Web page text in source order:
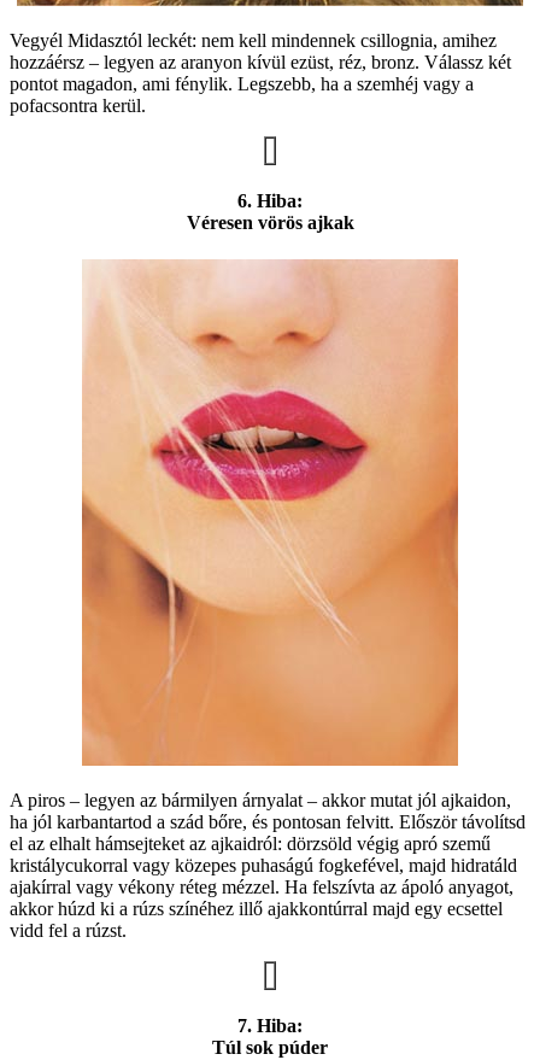
Vegyél Midasztól leckét: nem kell mindennek csillognia, amihez
hozzáérsz – legyen az aranyon kívül ezüst, réz, bronz. Válassz két
pontot magadon, ami fénylik. Legszebb, ha a szemhéj vagy a
pofacsontra kerül.
6. Hiba:
Véresen vörös ajkak
A piros – legyen az bármilyen árnyalat – akkor mutat jól ajkaidon,
ha jól karbantartod a szád bőre, és pontosan felvitt. Először távolítsd
el az elhalt hámsejteket az ajkaidról: dörzsöld végig apró szemű
kristálycukorral vagy közepes puhaságú fogkefével, majd hidratáld
ajakírral vagy vékony réteg mézzel. Ha felszívta az ápoló anyagot,
akkor húzd ki a rúzs színéhez illő ajakkontúrral majd egy ecsettel
vidd fel a rúzst.
7. Hiba:
Túl sok púder